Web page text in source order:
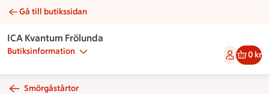
Smörgåstårta italiensk | Catering ICA Kvantum Frölunda
Gå till butikssidan
ICA Kvantum Frölunda
Butiksinformation 0 kr
Smörgåstårtor